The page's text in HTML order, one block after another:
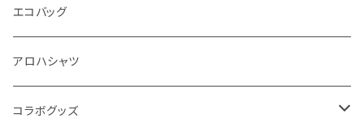
マスクケース
羽織紐
巻帯
手提げ
エコバッグ
アロハシャツ
コラボグッズ